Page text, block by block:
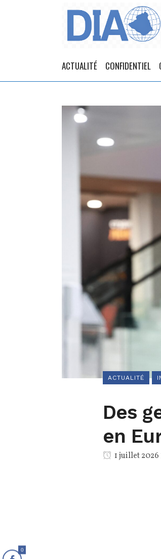
ACTUALITÉ CONFIDENTIEL
ACTUALITÉ
Des
en
1 juillet 2026
0